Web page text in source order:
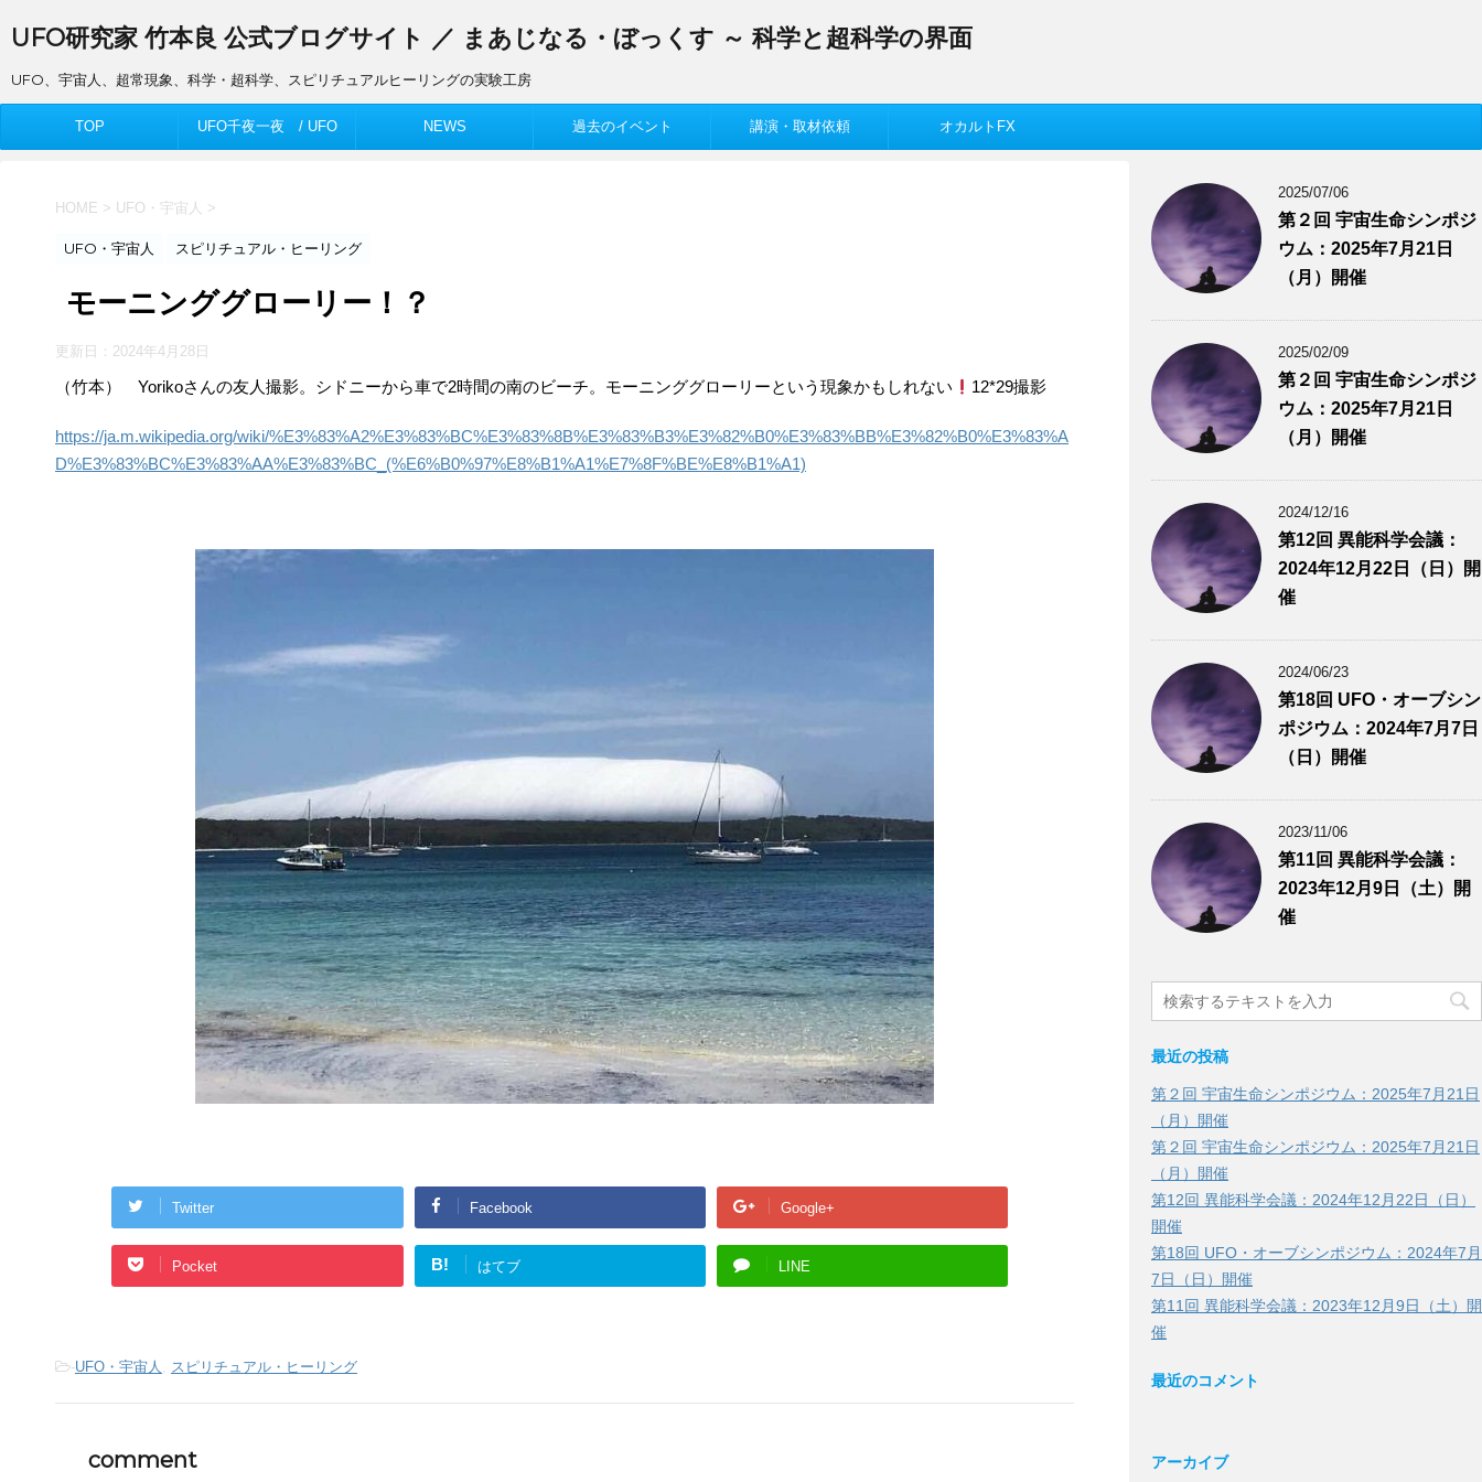
UFO研究家 竹本良 公式ブログサイト ／ まあじなる・ぼっくす ～ 科学と超科学の界面
UFO、宇宙人、超常現象、科学・超科学、スピリチュアルヒーリングの実験工房
TOP UFO千夜一夜 / UFO NEWS 過去のイベント 講演・取材依頼 オカルトFX
HOME > UFO・宇宙人 >
UFO・宇宙人 スピリチュアル・ヒーリング
モーニンググローリー！？
更新日： 2024年4月28日
（竹本） Yorikoさんの友人撮影。シドニーから車で2時間の南のビーチ。モーニンググローリーという現象かもしれない 12*29撮影
https://ja.m.wikipedia.org/wiki/%E3%83%A2%E3%83%BC%E3%83%8B%E3%83%B3%E3%82%B0%E3%83%BB%E3%82%B0%E3%83%A
D%E3%83%BC%E3%83%AA%E3%83%BC_(%E6%B0%97%E8%B1%A1%E7%8F%BE%E8%B1%A1)
Twitter Facebook Google+
Pocket B! はてブ LINE
-UFO・宇宙人 , スピリチュアル・ヒーリング
comment
2025/07/06
第２回 宇宙生命シンポジ
ウム：2025年7月21日
（月）開催
2025/02/09
第２回 宇宙生命シンポジ
ウム：2025年7月21日
（月）開催
2024/12/16
第12回 異能科学会議：
2024年12月22日（日）開
催
2024/06/23
第18回 UFO・オーブシン
ポジウム：2024年7月7日
（日）開催
2023/11/06
第11回 異能科学会議：
2023年12月9日（土）開
催
最近の投稿
第２回 宇宙生命シンポジウム：2025年7月21日
（月）開催
第２回 宇宙生命シンポジウム：2025年7月21日
（月）開催
第12回 異能科学会議：2024年12月22日（日）
開催
第18回 UFO・オーブシンポジウム：2024年7月
7日（日）開催
第11回 異能科学会議：2023年12月9日（土）開
催
最近のコメント
アーカイブ